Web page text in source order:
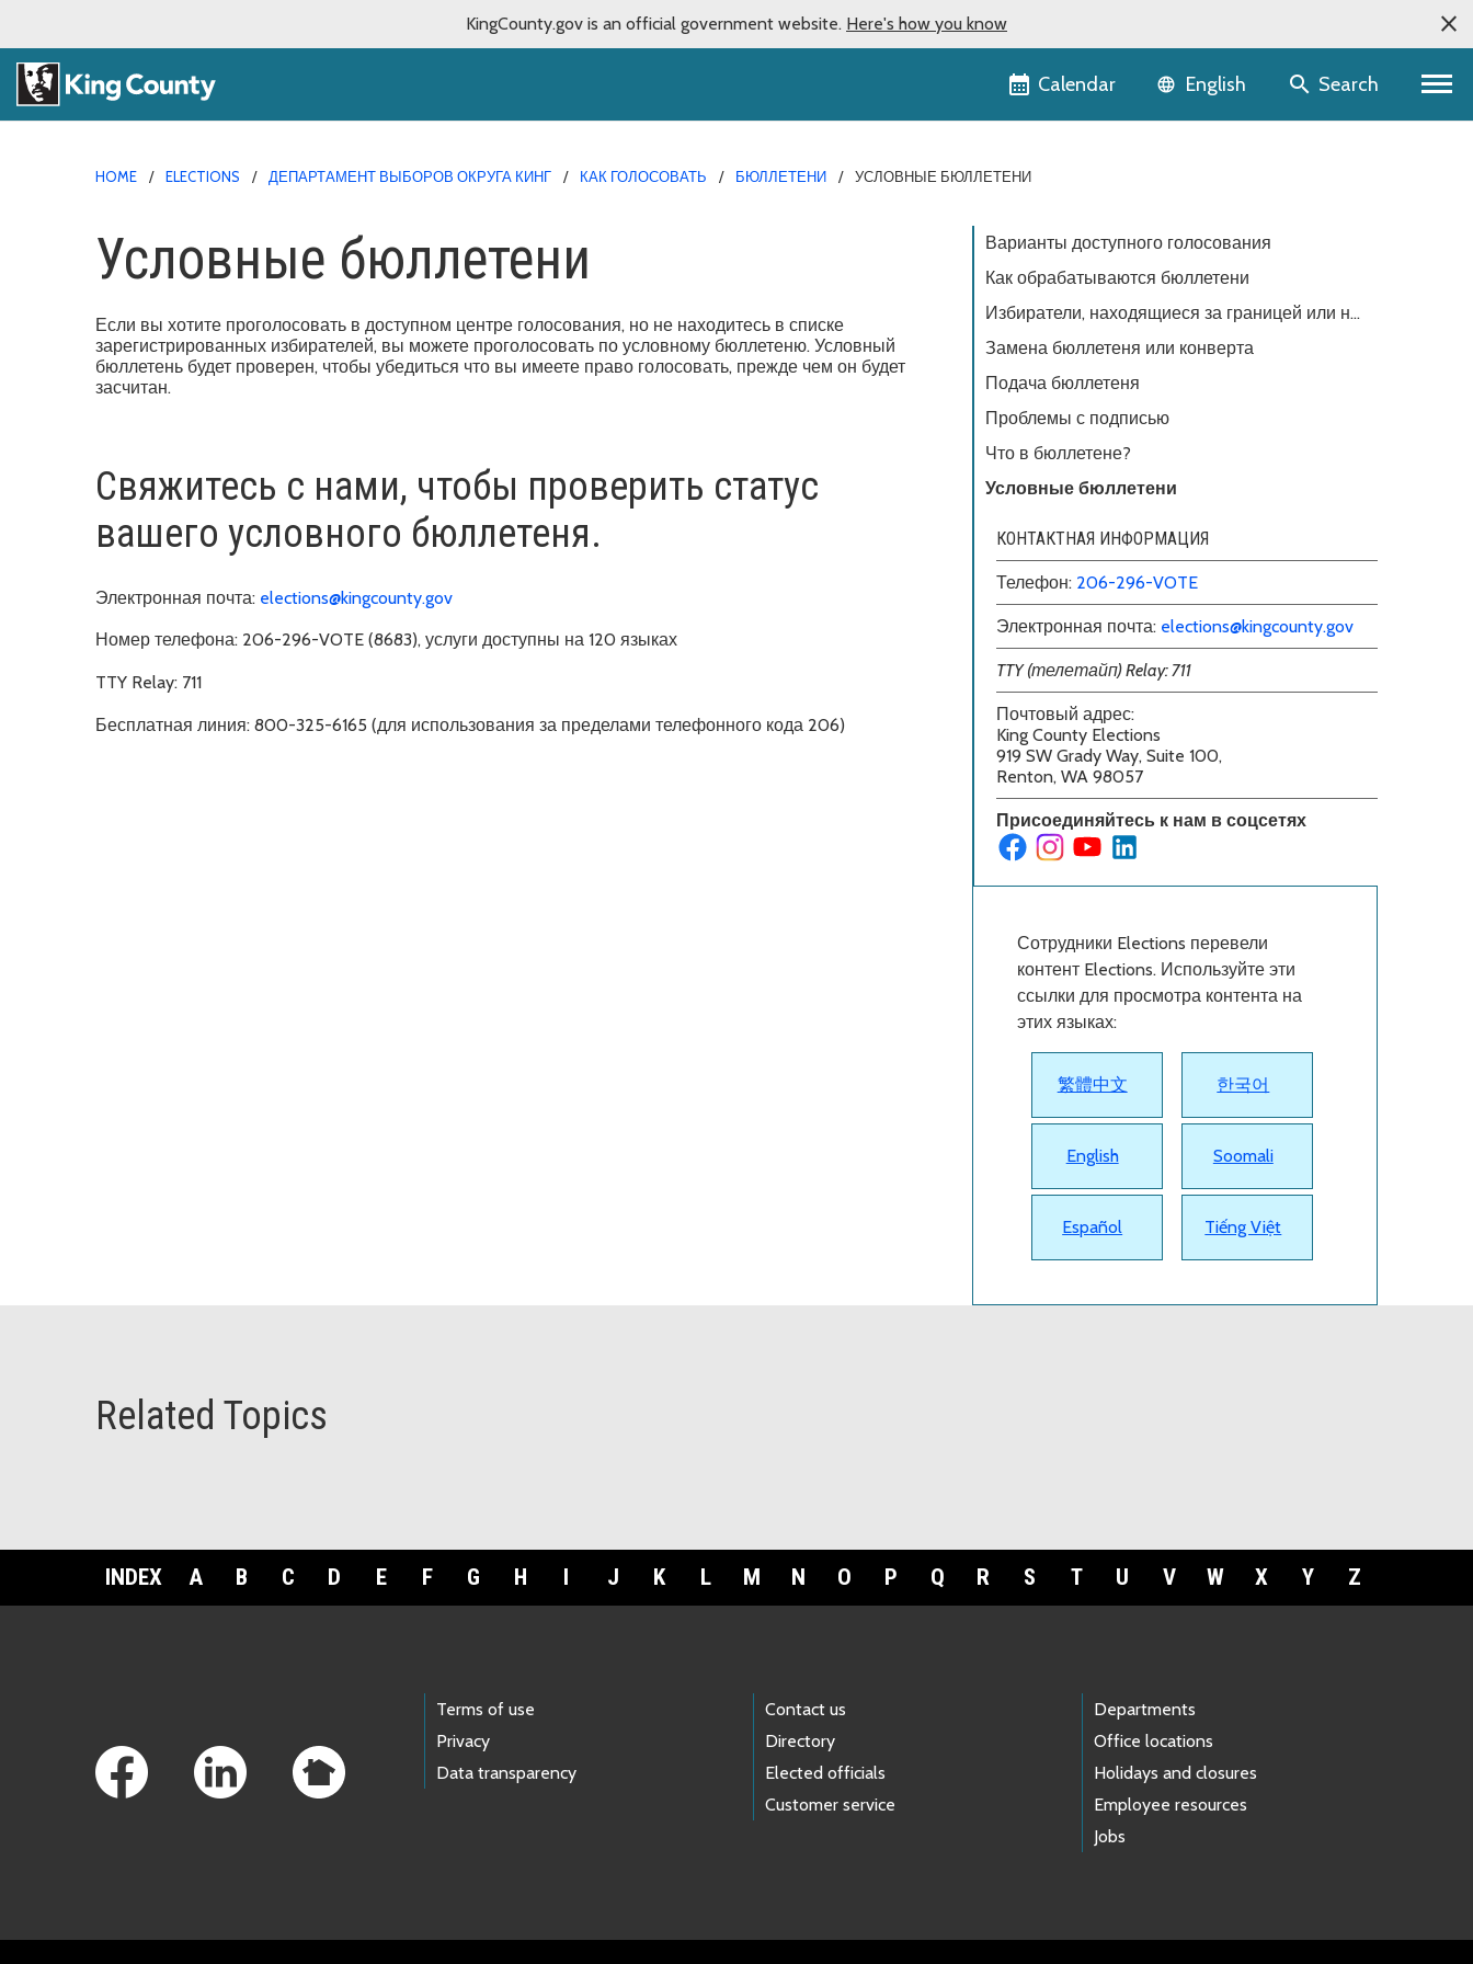
KingCounty.gov is an official government website. Here's how you know
Calendar Language selector
English Search
HOME ELECTIONS ДЕПАРТАМЕНТ ВЫБОРОВ ОКРУГА КИНГ КАК ГОЛОСОВАТЬ БЮЛЛЕТЕНИ УСЛОВНЫЕ БЮЛЛЕТЕНИ
Условные бюллетени
Если вы хотите проголосовать в доступном центре голосования, но не находитесь в списке
зарегистрированных избирателей, вы можете проголосовать по условному бюллетеню. Условный
бюллетень будет проверен, чтобы убедиться что вы имеете право голосовать, прежде чем он будет
засчитан.
Свяжитесь с нами, чтобы проверить статус
вашего условного бюллетеня.
Электронная почта: elections@kingcounty.gov
Номер телефона: 206-296-VOTE (8683), услуги доступны на 120 языках
TTY Relay: 711
Бесплатная линия: 800-325-6165 (для использования за пределами телефонного кода 206)
Варианты доступного голосования
Как обрабатываются бюллетени
Избиратели, находящиеся за границей или на
службе
Замена бюллетеня или конверта
Подача бюллетеня
Проблемы с подписью
Что в бюллетене?
Условные бюллетени
КОНТАКТНАЯ ИНФОРМАЦИЯ
Телефон: 206-296-VOTE
Электронная почта: elections@kingcounty.gov
TTY (телетайп) Relay: 711
Почтовый адрес:
King County Elections
919 SW Grady Way, Suite 100,
Renton, WA 98057
Присоединяйтесь к нам в соцсетях
Сотрудники Elections перевели
контент Elections. Используйте эти
ссылки для просмотра контента на
этих языках:
繁體中文 한국어
English Soomali
Español Tiếng Việt
Related Topics
INDEX A B C D E F G H I J K L M N O P Q R S T U V W X Y Z
Terms of use
Privacy
Data transparency
Contact us
Directory
Elected officials
Customer service
Departments
Office locations
Holidays and closures
Employee resources
Jobs